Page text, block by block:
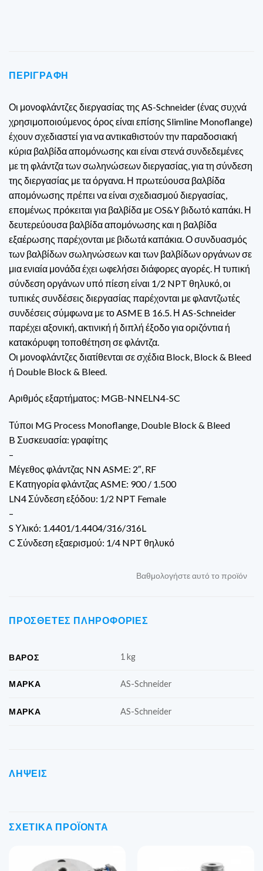
ΠΕΡΙΓΡΑΦΉ
Οι μονοφλάντζες διεργασίας της AS-Schneider (ένας συχνά
χρησιμοποιούμενος όρος είναι επίσης Slimline Monoflange)
έχουν σχεδιαστεί για να αντικαθιστούν την παραδοσιακή
κύρια βαλβίδα απομόνωσης και είναι στενά συνδεδεμένες
με τη φλάντζα των σωληνώσεων διεργασίας, για τη σύνδεση
της διεργασίας με τα όργανα. Η πρωτεύουσα βαλβίδα
απομόνωσης πρέπει να είναι σχεδιασμού διεργασίας,
επομένως πρόκειται για βαλβίδα με OS&Y βιδωτό καπάκι. Η
δευτερεύουσα βαλβίδα απομόνωσης και η βαλβίδα
εξαέρωσης παρέχονται με βιδωτά καπάκια. Ο συνδυασμός
των βαλβίδων σωληνώσεων και των βαλβίδων οργάνων σε
μια ενιαία μονάδα έχει ωφελήσει διάφορες αγορές. Η τυπική
σύνδεση οργάνων υπό πίεση είναι 1/2 NPT θηλυκό, οι
τυπικές συνδέσεις διεργασίας παρέχονται με φλαντζωτές
συνδέσεις σύμφωνα με το ASME B 16.5. Η AS-Schneider
παρέχει αξονική, ακτινική ή διπλή έξοδο για οριζόντια ή
κατακόρυφη τοποθέτηση σε φλάντζα.
Οι μονοφλάντζες διατίθενται σε σχέδια Block, Block & Bleed
ή Double Block & Bleed.
Αριθμός εξαρτήματος: MGB-NNELN4-SC
Τύποι MG Process Monoflange, Double Block & Bleed
B Συσκευασία: γραφίτης
–
Μέγεθος φλάντζας NN ASME: 2″, RF
E Κατηγορία φλάντζας ASME: 900 / 1.500
LN4 Σύνδεση εξόδου: 1/2 NPT Female
–
S Υλικό: 1.4401/1.4404/316/316L
C Σύνδεση εξαερισμού: 1/4 NPT θηλυκό
Βαθμολογήστε αυτό το προϊόν
ΠΡΌΣΘΕΤΕΣ ΠΛΗΡΟΦΟΡΊΕΣ
ΒΆΡΟΣ 1 kg
ΜΆΡΚΑ AS-Schneider
ΜΆΡΚΑ AS-Schneider
ΛΉΨΕΙΣ
ΣΧΕΤΙΚΆ ΠΡΟΪΌΝΤΑ